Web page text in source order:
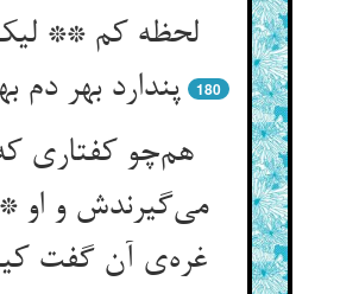
لحظه کم **
پندارد بهر دم
180
هم‌چو کفتاری
می‌گیرندش و او
غره‌ی آن گفت